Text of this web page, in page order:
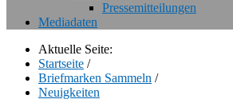
Pressemitteilungen
Mediadaten
Aktuelle Seite:
Startseite /
Briefmarken Sammeln /
Neuigkeiten